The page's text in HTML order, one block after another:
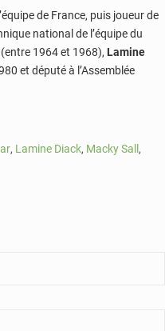
de France, puis joueur de
national de l’équipe du
1964 et 1968), Lamine
et député à l’Assemblée
, Lamine Diack, Macky Sall ,